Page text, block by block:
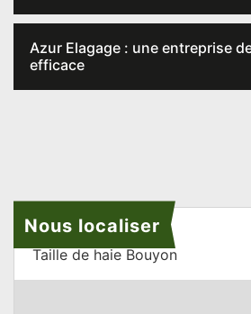
Azur Elagage : une entreprise
efficace
Nous localiser
Taille de haie Bouyon